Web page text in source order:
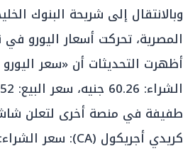
وبالانتقال إلى شريحة البنوك
المصرية، تحركت أسعار اليورو
طفيفة في منصة أخرى لتعلن
كريدي أجريكول (CA): سعر الشراء: 60.26 جنيه، سعر البيع: 60.50 جنيه».